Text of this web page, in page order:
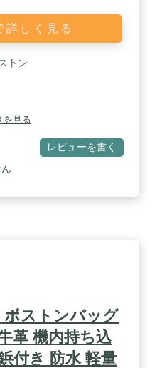
15.6インチパソコン、
ズも入る実用性の収納
2泊旅行に最適です。 /
3色のカラーをご用意し
ックはメンズにもおすすめ
詳しく見る
トン
を見る
レビューを書く
ボストンバッグ
革 機内持ち込
付き 防水 軽量